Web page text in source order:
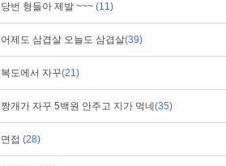
당번 형들아 제발 ~~~ (11)
어제도 삼겹살 오늘도 삼겹살(39)
복도에서 자꾸(21)
짱개가 자꾸 5백원 안주고 지가 먹네 (35)
면접 (28)